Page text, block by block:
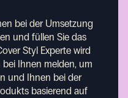
bei der Umsetzung
und füllen Sie das
Styl Experte wird
Ihnen melden, um
und Ihnen bei der
basierend auf